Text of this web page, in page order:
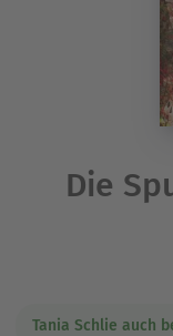
Die
Tania Schlie auch